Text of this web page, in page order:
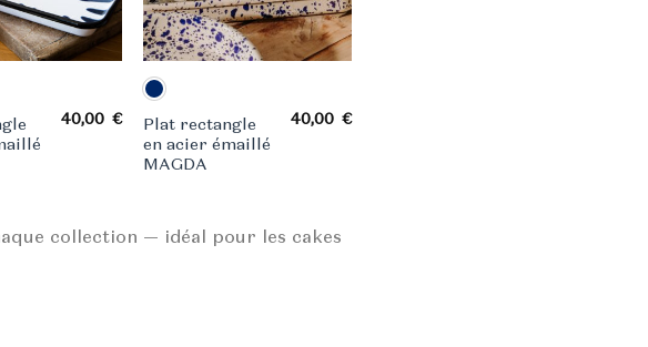
40,00 €
Plat rectangle
en acier émaillé
MAGDA
40,00€
collection — idéal pour les cakes